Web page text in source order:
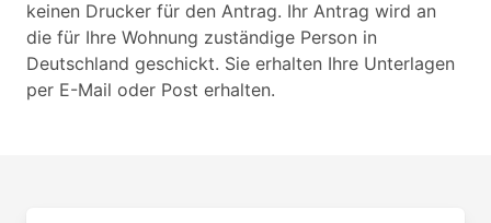
keinen Drucker für den Antrag. Ihr Antrag wird an
die für Ihre Wohnung zuständige Person in
Deutschland geschickt. Sie erhalten Ihre Unterlagen
per E-Mail oder Post erhalten.